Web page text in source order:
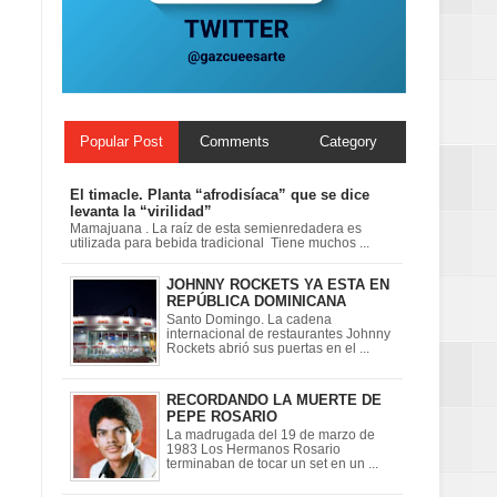
Popular Post Comments Category
El timacle. Planta “afrodisíaca” que se dice
levanta la “virilidad”
Mamajuana . La raíz de esta semienredadera es
utilizada para bebida tradicional Tiene muchos ...
JOHNNY ROCKETS YA ESTA EN
REPÚBLICA DOMINICANA
Santo Domingo. La cadena
internacional de restaurantes Johnny
Rockets abrió sus puertas en el ...
RECORDANDO LA MUERTE DE
PEPE ROSARIO
La madrugada del 19 de marzo de
1983 Los Hermanos Rosario
terminaban de tocar un set en un ...